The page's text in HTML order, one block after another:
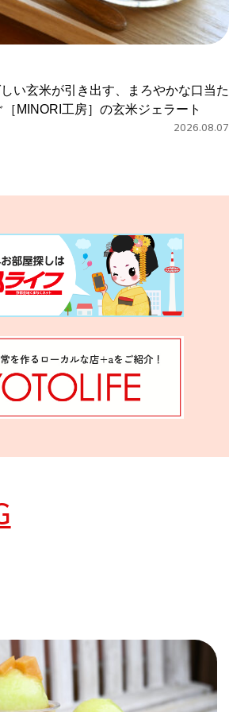
い玄米が引き出す、まろやかな口当た
MINORI工房］の玄米ジェラート
2026.08.07